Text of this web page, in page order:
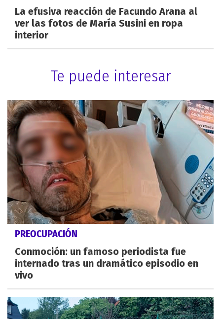
La efusiva reacción de Facundo Arana al
ver las fotos de María Susini en ropa
interior
Te puede interesar
PREOCUPACIÓN
Conmoción: un famoso periodista fue
internado tras un dramático episodio en
vivo